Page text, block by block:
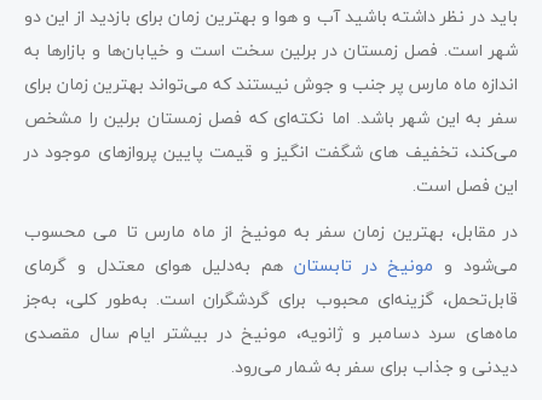
باید در نظر داشته باشید آب و هوا و بهترین زمان برای بازدید از این دو
شهر است. فصل زمستان در برلین سخت است و خیابان‌ها و بازارها به
اندازه ماه مارس پر جنب و جوش نیستند که می‌تواند بهترین زمان برای
سفر به این شهر باشد. اما نکته‌ای که فصل زمستان برلین را مشخص
می‌کند، تخفیف های شگفت انگیز و قیمت پایین پروازهای موجود در
این فصل است.
در مقابل، بهترین زمان سفر به مونیخ از ماه مارس تا می محسوب
می‌شود و مونیخ در تابستان هم به‌دلیل هوای معتدل و گرمای
قابل‌تحمل، گزینه‌ای محبوب برای گردشگران است. به‌طور کلی، به‌جز
ماه‌های سرد دسامبر و ژانویه، مونیخ در بیشتر ایام سال مقصدی
دیدنی و جذاب برای سفر به شمار می‌رود.